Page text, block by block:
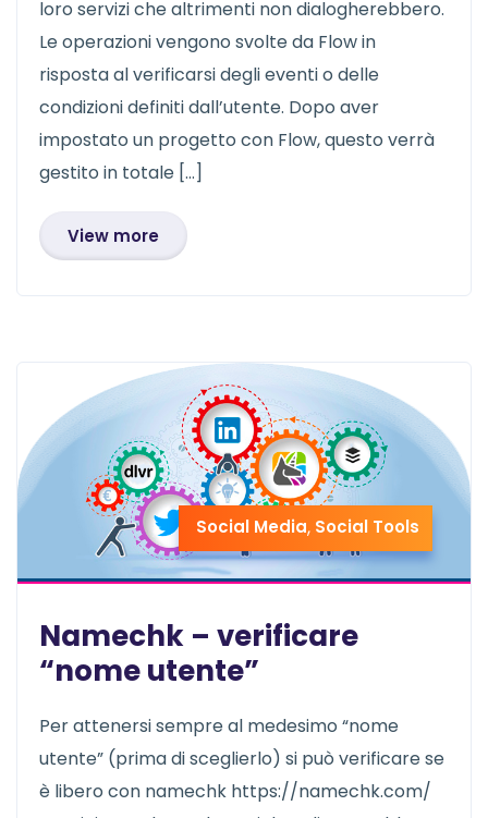
loro servizi che altrimenti non dialogherebbero.
Le operazioni vengono svolte da Flow in
risposta al verificarsi degli eventi o delle
condizioni definiti dall’utente. Dopo aver
impostato un progetto con Flow, questo verrà
gestito in totale […]
View more
Social Media, Social Tools
Namechk – verificare
“nome utente”
Per attenersi sempre al medesimo “nome
utente” (prima di sceglierlo) si può verificare se
è libero con namechk https://namechk.com/